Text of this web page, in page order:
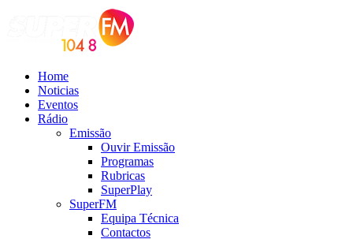
Home
Noticias
Eventos
Rádio
Emissão
Ouvir Emissão
Programas
Rubricas
SuperPlay
SuperFM
Equipa Técnica
Contactos